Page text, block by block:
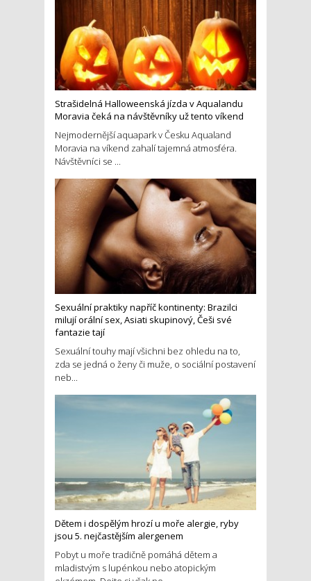
Strašidelná Halloweenská jízda v Aqualandu
Moravia čeká na návštěvníky už tento víkend
Nejmodernější aquapark v Česku Aqualand
Moravia na víkend zahalí tajemná atmosféra.
Návštěvníci se ...
Sexuální praktiky napříč kontinenty: Brazilci
milují orální sex, Asiati skupinový, Češi své
fantazie tají
Sexuální touhy mají všichni bez ohledu na to,
zda se jedná o ženy či muže, o sociální postavení
neb...
Dětem i dospělým hrozí u moře alergie, ryby
jsou 5. nejčastějším alergenem
Pobyt u moře tradičně pomáhá dětem a
mladistvým s lupénkou nebo atopickým